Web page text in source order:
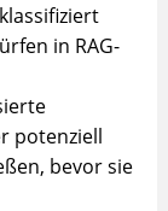
in RAG-
potenziell
bevor sie